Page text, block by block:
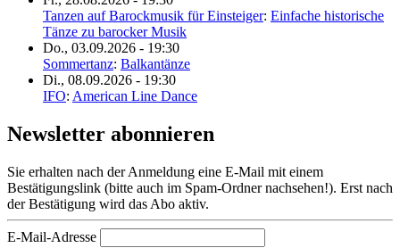
Tanzen auf Barockmusik für Einsteiger: Einfache historische
Tänze zu barocker Musik
Do., 03.09.2026 - 19:30
Sommertanz: Balkantänze
Di., 08.09.2026 - 19:30
IFO: American Line Dance
Newsletter abonnieren
Sie erhalten nach der Anmeldung eine E-Mail mit einem
Bestätigungslink (bitte auch im Spam-Ordner nachsehen!). Erst nach
der Bestätigung wird das Abo aktiv.
E-Mail-Adresse